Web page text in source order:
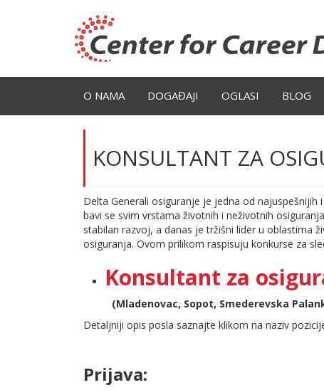
O NAMA DOGAĐAJI OGLASI BLOG
KONSULTANT ZA
Delta Generali osiguranje je jedna od
bavi se svim vrstama životnih i neživotnih
stabilan razvoj, a danas je tržišni lider u oblastima
osiguranja. Ovom prilikom raspisuju konkurse za
Konsultant za
(Mladenovac, Sopot, Smederevska
Detaljniji opis posla saznajte klikom na naziv
Prijava: